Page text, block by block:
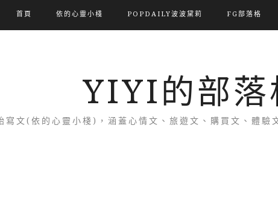
首頁 依的心靈小棧 POPDAILY波波黛莉 FG部落格
YIYI的部落
文(依的心靈小棧)，涵蓋心情文、旅遊文、購買文、體驗